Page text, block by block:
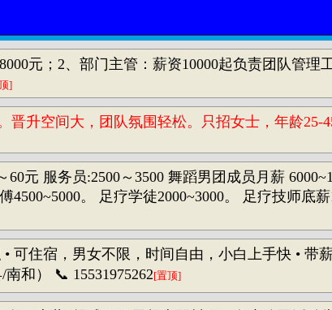
元；2、部门主管：薪资10000起负责团队管理
]
升空间大，团队氛围轻松。只招女士，年龄25-
元 服务员:2500～3500 舞蹈男团成员月薪
4500~5000。 足疗学徒2000~3000。 足疗技师底
可住宿，男女不限，时间自由，小白上手快 • 带
和） 📞 15531975262[置顶]